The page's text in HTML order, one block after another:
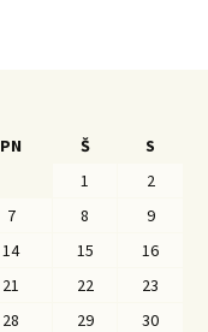
PN Š
S
1
2
7 8
9
14 15
16
21 22
23
28 29
30